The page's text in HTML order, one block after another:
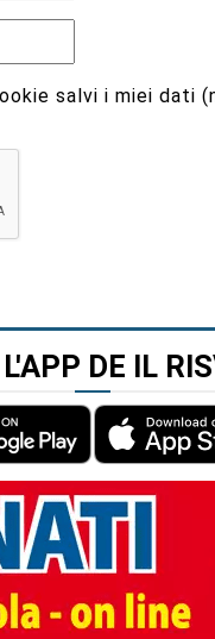
salvi i miei dati
DE IL